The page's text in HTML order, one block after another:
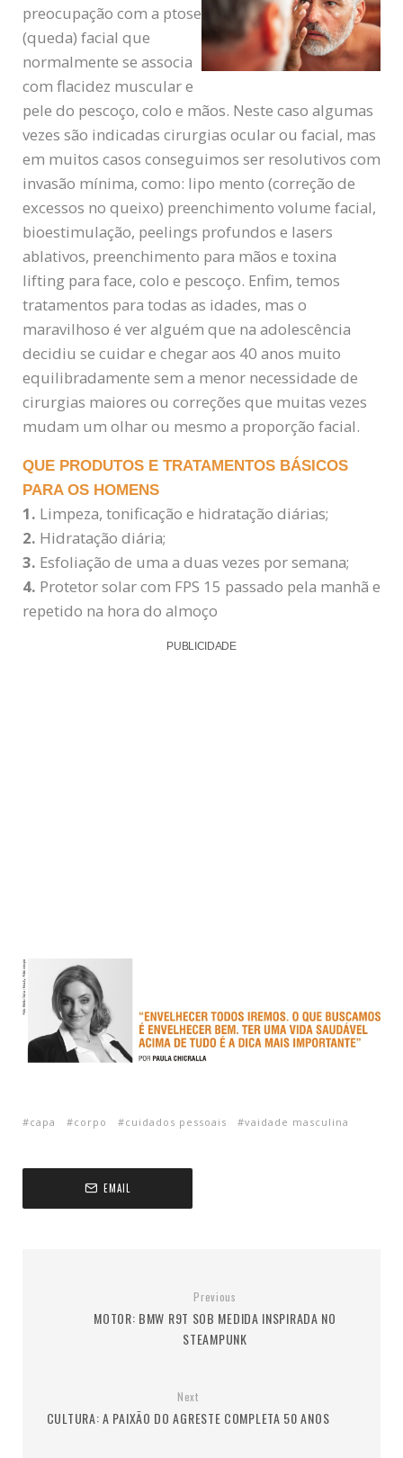
preocupação com a ptose
(queda) facial que
normalmente se associa
com flacidez muscular e
pele do pescoço, colo e mãos. Neste caso algumas
vezes são indicadas cirurgias ocular ou facial, mas
em muitos casos conseguimos ser resolutivos com
invasão mínima, como: lipo mento (correção de
excessos no queixo) preenchimento volume facial,
bioestimulação, peelings profundos e lasers
ablativos, preenchimento para mãos e toxina
lifting para face, colo e pescoço. Enfim, temos
tratamentos para todas as idades, mas o
maravilhoso é ver alguém que na adolescência
decidiu se cuidar e chegar aos 40 anos muito
equilibradamente sem a menor necessidade de
cirurgias maiores ou correções que muitas vezes
mudam um olhar ou mesmo a proporção facial.
QUE PRODUTOS E TRATAMENTOS BÁSICOS
PARA OS HOMENS
1. Limpeza, tonificação e hidratação diárias;
2. Hidratação diária;
3. Esfoliação de uma a duas vezes por semana;
4. Protetor solar com FPS 15 passado pela manhã e
repetido na hora do almoço
PUBLICIDADE
capa corpo cuidados pessoais vaidade masculina
EMAIL
Previous
MOTOR: BMW R9T SOB MEDIDA INSPIRADA NO
STEAMPUNK
Next
CULTURA: A PAIXÃO DO AGRESTE COMPLETA 50 ANOS